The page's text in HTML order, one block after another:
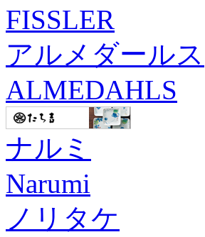
FISSLER
アルメダールス
ALMEDAHLS
ナルミ
Narumi
ノリタケ